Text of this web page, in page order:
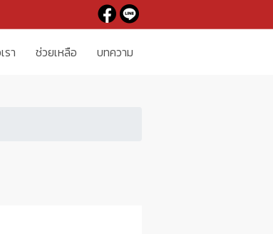
รา ช่วยเหลือ บทความ